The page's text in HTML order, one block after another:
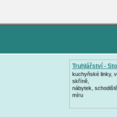
Truhlářství -
kuchyňské linky,
skříně,
nábytek,
míru